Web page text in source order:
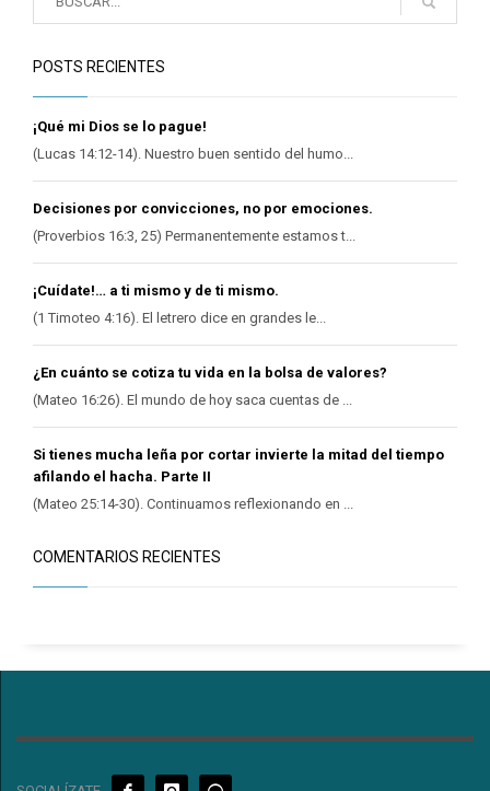
POSTS RECIENTES
¡Qué mi Dios se lo pague!
(Lucas 14:12-14). Nuestro buen sentido del humo...
Decisiones por convicciones, no por emociones.
(Proverbios 16:3, 25) Permanentemente estamos t...
¡Cuídate!… a ti mismo y de ti mismo.
(1 Timoteo 4:16). El letrero dice en grandes le...
¿En cuánto se cotiza tu vida en la bolsa de valores?
(Mateo 16:26). El mundo de hoy saca cuentas de ...
Si tienes mucha leña por cortar invierte la mitad del tiempo
afilando el hacha. Parte II
(Mateo 25:14-30). Continuamos reflexionando en ...
COMENTARIOS RECIENTES